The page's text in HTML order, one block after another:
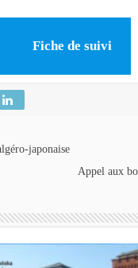
Fiche de suivi
japonaise
Appel aux